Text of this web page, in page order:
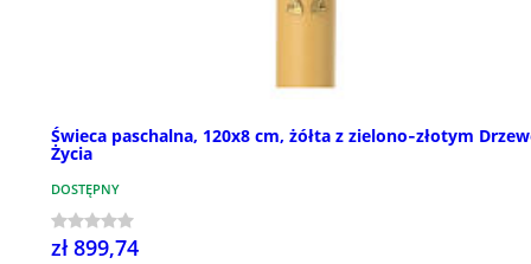
Świeca paschalna, 120x8 cm, żółta z zielono‑złotym
Życia
DOSTĘPNY
zł 899,74